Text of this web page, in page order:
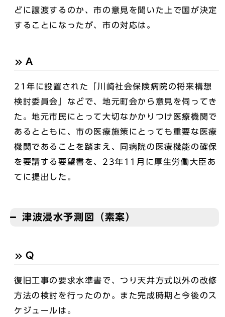
どに譲渡するのか、市の意見を聞いた上で国が決定
することになったが、市の対応は。
A
21年に設置された「川崎社会保険病院の将来構想
検討委員会」などで、地元町会から意見を伺ってき
た。地元市民にとって大切なかかりつけ医療機関で
あるとともに、市の医療施策にとっても重要な医療
機関であることを踏まえ、同病院の医療機能の確保
を要請する要望書を、23年11月に厚生労働大臣あ
てに提出した。
津波浸水予測図（素案）
Q
復旧工事の要求水準書で、つり天井方式以外の改修
方法の検討を行ったのか。また完成時期と今後のス
ケジュールは。